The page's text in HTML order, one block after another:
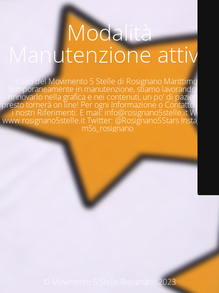
Modalità
Manutenzione attiva
Il sito del Movimento 5 Stelle di Rosignano Marittimo è
temporaneamente in manutenzione, stiamo lavorando per
rinnovarlo nella grafica e nei contenuti, un po' di pazienza e
presto tornerà on line! Per ogni Informazione o Contatto questi
i nostri Riferimenti: E mail: info@rosignano5stelle.it Web:
www.rosignano5stelle.it Twitter: @Rosignano5Stars Instagram:
m5s_rosignano
© Movimento 5 Stelle Rosignano 2023